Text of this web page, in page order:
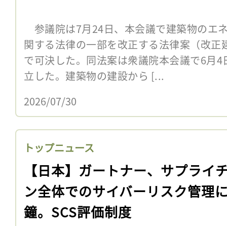
参議院は7月24日、本会議で建築物のエ
関する法律の一部を改正する法律案（改
で可決した。同法案は衆議院本会議で6月
立した。建築物の建設から [...
2026/07/30
トップニュース
【日本】ガートナー、サプライ
ン全体でのサイバーリスク管理
鐘。SCS評価制度